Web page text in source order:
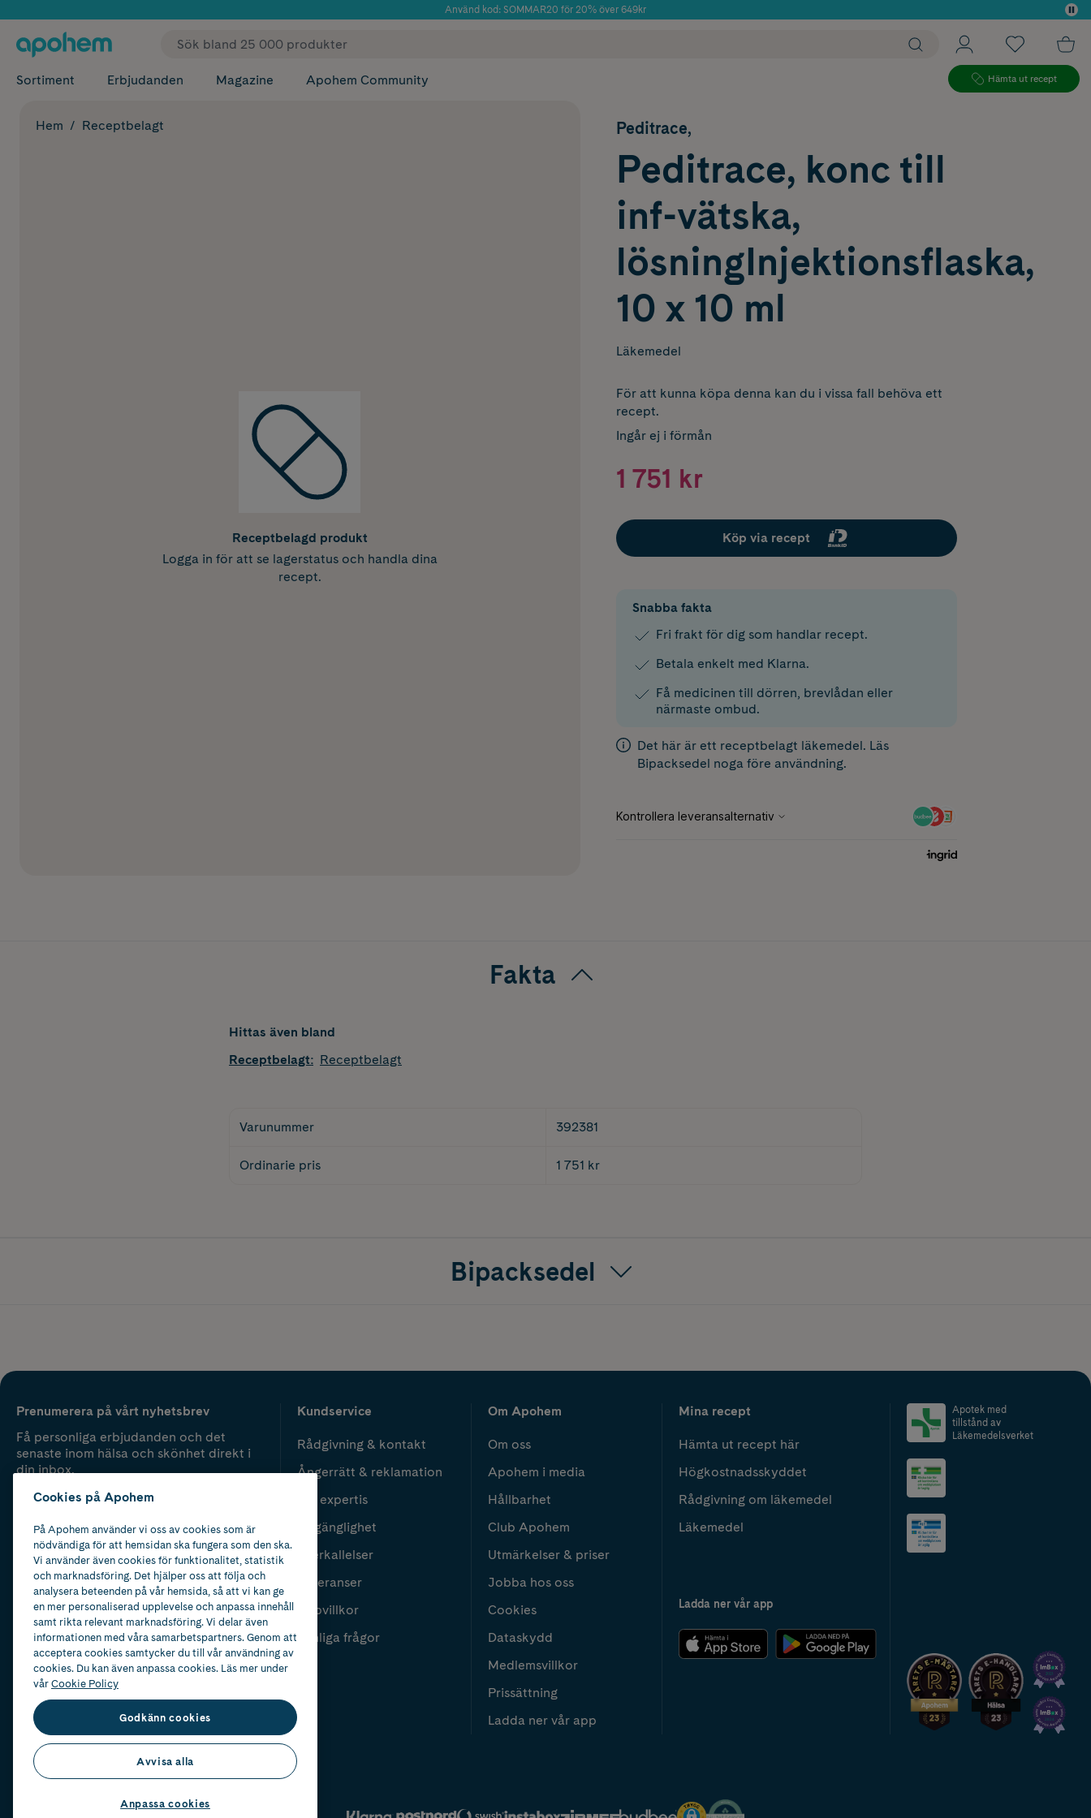
Använd kod: SOMMAR20 för 20% över 649kr
✓ Fri frakt
Sortiment Erbjudanden Magazine Apohem Community Hämta ut recept
Hem Receptbelagt
Receptbelagd produkt
Logga in för att se lagerstatus och handla dina
recept.
Peditrace,
Peditrace, konc till
inf-vätska,
lösningInjektionsflaska,
10 x 10 ml
Läkemedel
För att kunna köpa denna kan du i vissa fall behöva ett
recept.
Ingår ej i förmån
1 751 kr
Köp via recept
Snabba fakta
Fri frakt för dig som handlar recept.
Betala enkelt med Klarna.
Få medicinen till dörren, brevlådan eller
närmaste ombud.
Det här är ett receptbelagt läkemedel. Läs
Bipacksedel noga före användning.
Fakta
Hittas även bland
Receptbelagt: Receptbelagt
Varunummer 392381
Ordinarie pris 1 751 kr
Bipacksedel
Prenumerera på vårt nyhetsbrev
Få personliga erbjudanden och det
senaste inom hälsa och skönhet direkt i
din inbox.
Kundservice
Rådgivning & kontakt
Ångerrätt & reklamation
Vår expertis
Tillgänglighet
Återkallelser
Leveranser
Köpvillkor
Vanliga frågor
Om Apohem
Om oss
Apohem i media
Hållbarhet
Club Apohem
Utmärkelser & priser
Jobba hos oss
Cookies
Dataskydd
Medlemsvillkor
Prissättning
Ladda ner vår app
Mina recept
Hämta ut recept här
Högkostnadsskyddet
Rådgivning om läkemedel
Läkemedel
Ladda ner vår app
Apotek med
tillstånd av
Läkemedelsverket
2024
Cookies på Apohem
På Apohem använder vi oss av cookies som är
nödvändiga för att hemsidan ska fungera som den ska.
Vi använder även cookies för funktionalitet, statistik
och marknadsföring. Det hjälper oss att följa och
analysera beteenden på vår hemsida, så att vi kan ge
en mer personaliserad upplevelse och anpassa innehåll
samt rikta relevant marknadsföring. Vi delar även
informationen med våra samarbetspartners. Genom att
acceptera cookies samtycker du till vår användning av
cookies. Du kan även anpassa cookies. Läs mer under
vårCookie Policy
Godkänn cookies
Avvisa alla
Anpassa cookies